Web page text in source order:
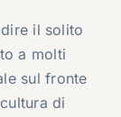
il solito
a molti
sul fronte
di